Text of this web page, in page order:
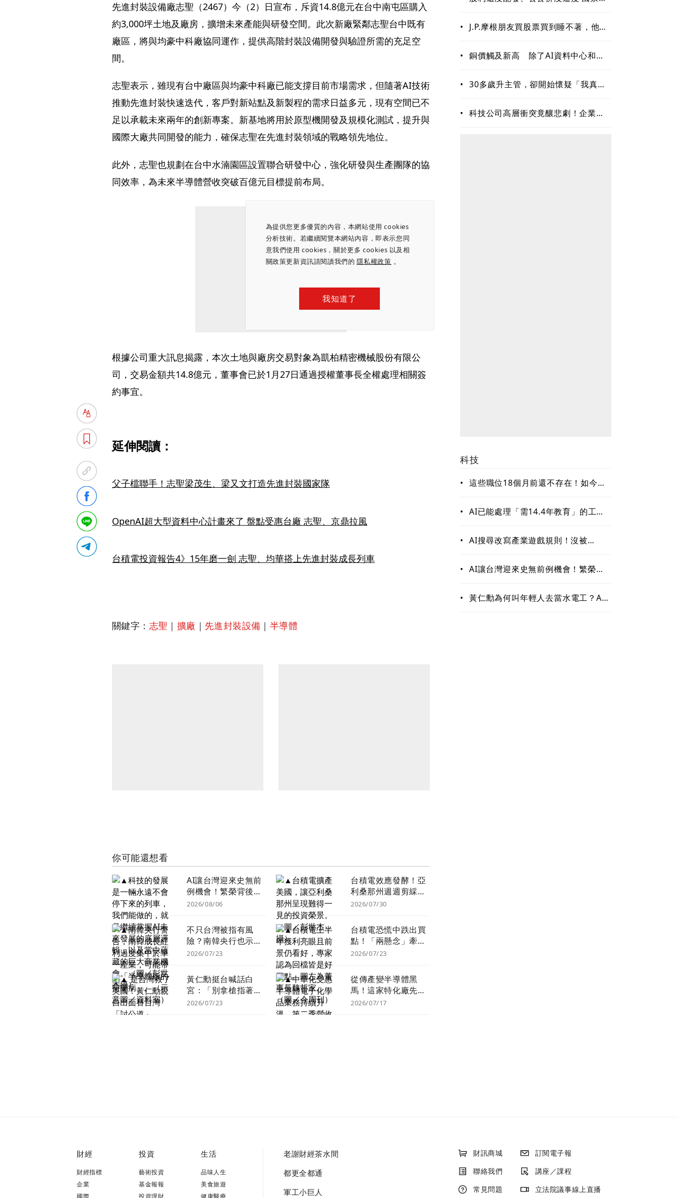
為提供您更多優質的內容，本網站使用 cookies
分析技術。若繼續閱覽本網站內容，即表示您同
意我們使用 cookies，關於更多 cookies 以及相
關政策更新資訊請閱讀我們的 隱私權政策 。
我知道了
先進封裝設備廠志聖（2467）今（2）日宣布，斥資14.8億元在台中南屯區購入
約3,000坪土地及廠房，擴增未來產能與研發空間。此次新廠緊鄰志聖台中既有
廠區，將與均豪中科廠協同運作，提供高階封裝設備開發與驗證所需的充足空
間。
志聖表示，雖現有台中廠區與均豪中科廠已能支撐目前市場需求，但隨著AI技術
推動先進封裝快速迭代，客戶對新站點及新製程的需求日益多元，現有空間已不
足以承載未來兩年的創新專案。新基地將用於原型機開發及規模化測試，提升與
國際大廠共同開發的能力，確保志聖在先進封裝領域的戰略領先地位。
此外，志聖也規劃在台中水湳園區設置聯合研發中心，強化研發與生產團隊的協
同效率，為未來半導體營收突破百億元目標提前布局。
根據公司重大訊息揭露，本次土地與廠房交易對象為凱柏精密機械股份有限公
司，交易金額共14.8億元，董事會已於1月27日通過授權董事長全權處理相關簽
約事宜。
延伸閱讀：
父子檔聯手！志聖梁茂生、梁又文打造先進封裝國家隊
OpenAI超大型資料中心計畫來了 盤點受惠台廠 志聖、京鼎拉風
台積電投資報告4》15年磨一劍 志聖、均華搭上先進封裝成長列車
關鍵字： 志聖 ｜ 擴廠 ｜ 先進封裝設備 ｜ 半導體
你可能還想看
AI讓台灣迎來史無前
例機會！繁榮背後藏
隱憂 這類人未來5
2026/08/06
台積電效應發酵！亞
利桑那州週週剪綵、
月月開工成日常
2026/07/30
不只台灣被指有風
險？南韓央行也示
警：晶片業獨大恐患
2026/07/23
台積電恐慌中跌出買
點！「兩懸念」牽動
股價攻3000元，毛利
間問題」
2026/07/23
黃仁勳挺台喊話白
宮：「別拿槍指著台
灣頭」是台灣救了美
2026/07/23
從傳產變半導體黑
馬！這家特化廠先進
製程電子級硫酸放
2026/07/17
•
J.P.摩根朋友買股票買到睡不著，他只
賺錢的關鍵能力
• 銅價觸及新高 除了AI資料中心和電
• 30多歲升主管，卻開始懷疑「我真的
• 科技公司高層衝突竟釀悲劇！企業內
科技
• 這些職位18個月前還不存在！如今年
缺哪種人才？
• AI已能處理「需14.4年教育」的工
最值錢的是這些
• AI搜尋改寫產業遊戲規則！沒被
失」 品牌如何搶下話語權？
• AI讓台灣迎來史無前例機會！繁榮背
其衝
• 黃仁勳為何叫年輕人去當水電工？AI
財經
財經指標
企業
國際
投資
藝術投資
基金報報
投資理財
生活
品味人生
美食旅遊
健康醫療
老謝財經茶水間
都更全都通
軍工小巨人
財訊商城
訂閱電子報
聯絡我們
講座／課程
常見問題
立法院議事線上直播